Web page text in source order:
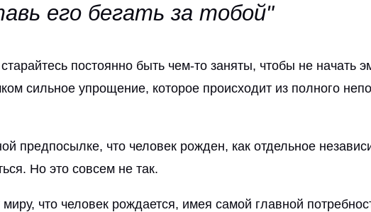
его бегать за тобой"
постоянно быть чем-то заняты, чтобы не начать
сильное упрощение, которое происходит из полного
предпосылке, что человек рожден, как отдельное
Но это совсем не так.
что человек рождается, имея самой главной